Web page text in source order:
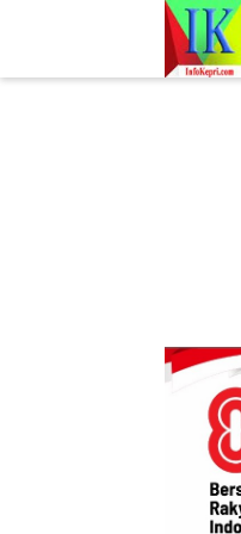
.post-body img { display: